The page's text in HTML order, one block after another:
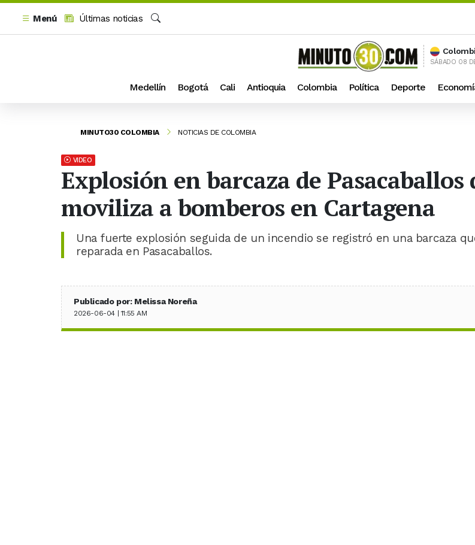
Menú
Últimas noticias
Buscar
SÁBADO 08
Medellín Bogotá Cali Antioquia Colombia Política Deporte
MINUTO30 COLOMBIA NOTICIAS DE COLOMBIA
VIDEO
Explosión en barcaza de
moviliza a bomberos en Cartagena
Una fuerte explosión seguida de un incendio se registró en una barcaza
reparada en Pasacaballos.
Publicado por: Melissa Noreña
2026-06-04 | 11:55 AM